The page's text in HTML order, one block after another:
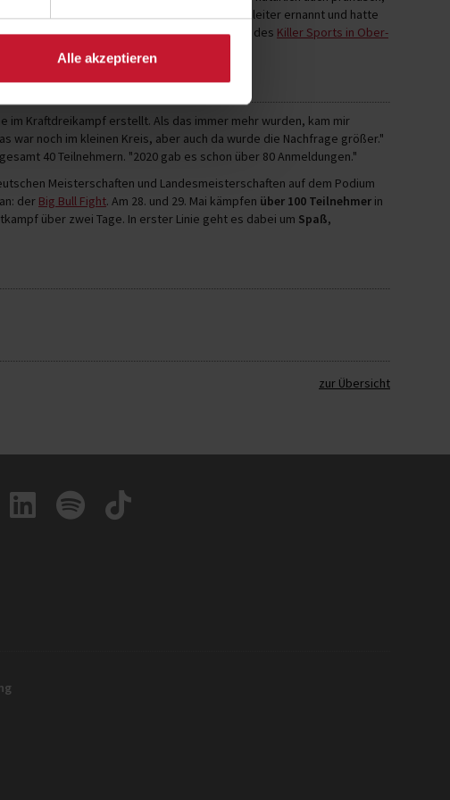
Alle akzeptieren
2017 wurde ich zum stellvertretenden Studioleiter ernannt und hatte
und ist nun seit März 2021 Studioleiter des Killer Sports in Ober-
im Kraftdreikampf erstellt. Als das immer mehr wurden, kam mir
war noch im kleinen Kreis, aber auch da wurde die Nachfrage größer."
40 Teilnehmern. "2020 gab es schon über 80 Anmeldungen."
Meisterschaften und Landesmeisterschaften auf dem Podium
der Big Bull Fight. Am 28. und 29. Mai kämpfen über 100 Teilnehmer in
über zwei Tage. In erster Linie geht es dabei um Spaß,
zur Übersicht